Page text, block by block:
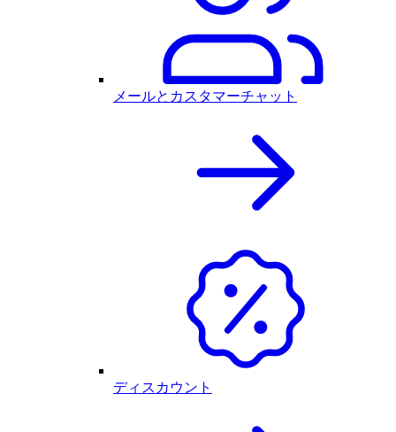
メールとカスタマーチャット
ディスカウント